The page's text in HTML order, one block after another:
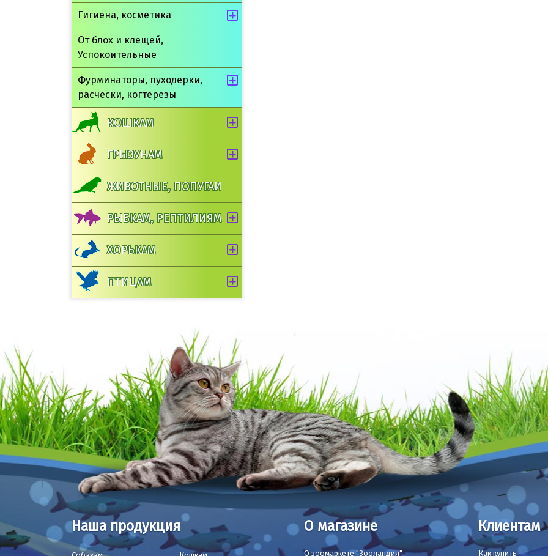
Гигиена, косметика
От блох и клещей,
Успокоительные
Фурминаторы, пуходерки,
расчески, когтерезы
КОШКАМ
ГРЫЗУНАМ
ЖИВОТНЫЕ, ПОПУГАИ
РЫБКАМ, РЕПТИЛИЯМ
ХОРЬКАМ
ПТИЦАМ
Наша продукция О магазине
О зоомаркете "Зооландия"
Клиентам
Как купить